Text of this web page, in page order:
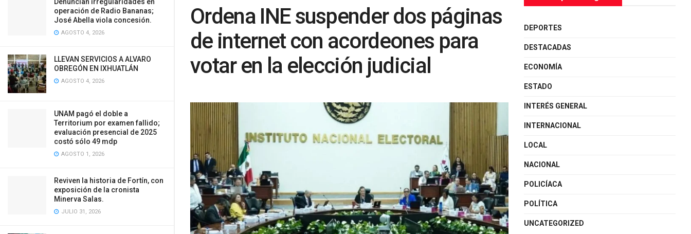
operación de Radio Bananas;
José Abella viola concesión.
AGOSTO 4, 2026
LLEVAN SERVICIOS A ALVARO
OBREGÓN EN IXHUATLÁN
AGOSTO 4, 2026
UNAM pagó el doble a
Territorium por examen fallido;
evaluación presencial de 2025
costó sólo 49 mdp
AGOSTO 1, 2026
Reviven la historia de Fortín, con
exposición de la cronista
Minerva Salas.
JULIO 31, 2026
Ordena INE suspender dos páginas
de internet con acordeones para
votar en la elección judicial
DEPORTES
DESTACADAS
ECONOMÍA
ESTADO
INTERÉS GENERAL
INTERNACIONAL
LOCAL
NACIONAL
POLICÍACA
POLÍTICA
UNCATEGORIZED